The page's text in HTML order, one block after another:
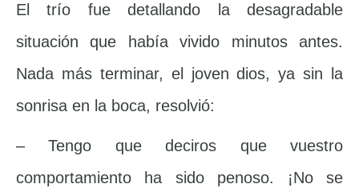
El trío fue detallando la desagradable
situación que había vivido minutos antes.
Nada más terminar, el joven dios, ya sin la
sonrisa en la boca, resolvió:
– Tengo que deciros que vuestro
comportamiento ha sido penoso. ¡No se